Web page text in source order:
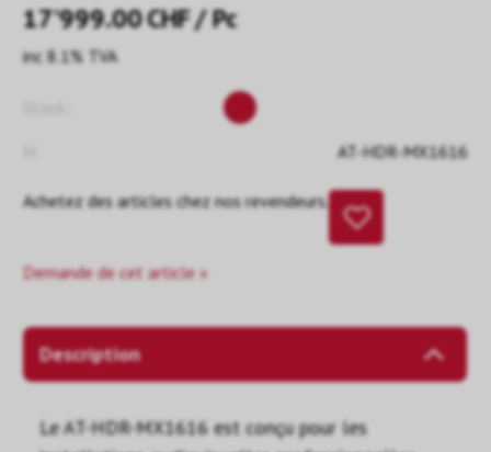
17’999.00CHF/ Pc
inc 8.1% TVA
AT-HDR-MX1616
Achetez des articles chez nos revendeurs.
Demande de cet article »
Description
Le AT-HDR-MX1616 est conçu pour les